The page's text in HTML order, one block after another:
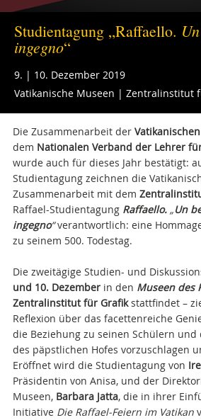
Studientagung „Raffaello.
ingegno“
9. | 10. Dezember 2019
Vatikanische Museen | Zentralinstitut
Die Zusammenarbeit der
dem Nationalen Verband der Lehrer
wurde auch für dieses Jahr bestätigt:
Studientagung zeichnen die
Zusammenarbeit mit dem
Raffael-Studientagung Raffaello. „Un
ingegno“verantwortlich: eine
zu seinem 500. Todestag.
Die zweitägige Studien- und
und 10. Dezemberin den Museen des
Zentralinstitut für Grafikstattfindet –
Reflexion über das facettenreiche
die Beziehung zu seinen Schülern
des päpstlichen Hofes vorzuschlagen
Eröffnet wird die Studientagung von
Präsidentin von Anisa, und der
Museen, Barbara Jatta, die in ihrer
Initiative Die Raffael-Feiern im Vatikan